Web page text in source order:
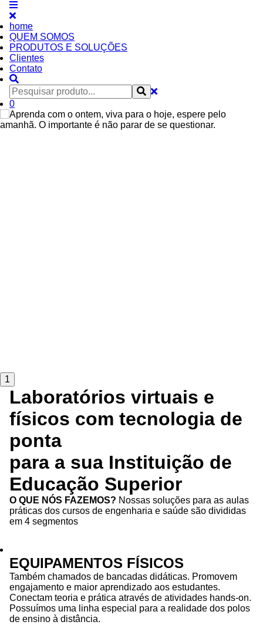
home
QUEM SOMOS
PRODUTOS E SOLUÇÕES
Clientes
Contato
0
1
Laboratórios virtuais e
físicos com tecnologia de
ponta
para a sua Instituição de
Educação Superior
O QUE NÓS FAZEMOS? Nossas soluções para as aulas
práticas dos cursos de engenharia e saúde são divididas
em 4 segmentos
EQUIPAMENTOS FÍSICOS
Também chamados de bancadas didáticas. Promovem
engajamento e maior aprendizado aos estudantes.
Conectam teoria e prática através de atividades hands-on.
Possuímos uma linha especial para a realidade dos polos
de ensino à distância.